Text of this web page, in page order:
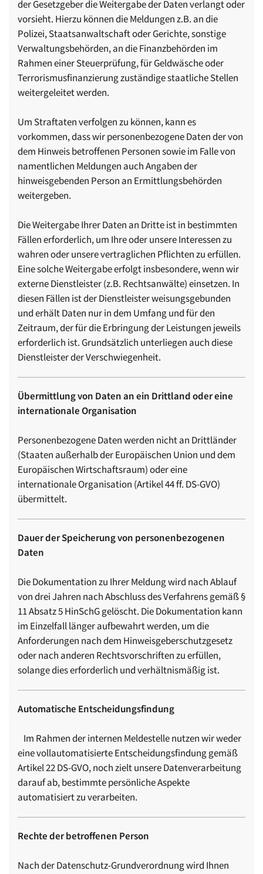
der Gesetzgeber die Weitergabe der Daten verlangt oder
vorsieht. Hierzu können die Meldungen z.B. an die
Polizei, Staatsanwaltschaft oder Gerichte, sonstige
Verwaltungsbehörden, an die Finanzbehörden im
Rahmen einer Steuerprüfung, für Geldwäsche oder
Terrorismusfinanzierung zuständige staatliche Stellen
weitergeleitet werden.
Um Straftaten verfolgen zu können, kann es
vorkommen, dass wir personenbezogene Daten der von
dem Hinweis betroffenen Personen sowie im Falle von
namentlichen Meldungen auch Angaben der
hinweisgebenden Person an Ermittlungsbehörden
weitergeben.
Die Weitergabe Ihrer Daten an Dritte ist in bestimmten
Fällen erforderlich, um Ihre oder unsere Interessen zu
wahren oder unsere vertraglichen Pflichten zu erfüllen.
Eine solche Weitergabe erfolgt insbesondere, wenn wir
externe Dienstleister (z.B. Rechtsanwälte) einsetzen. In
diesen Fällen ist der Dienstleister weisungsgebunden
und erhält Daten nur in dem Umfang und für den
Zeitraum, der für die Erbringung der Leistungen jeweils
erforderlich ist. Grundsätzlich unterliegen auch diese
Dienstleister der Verschwiegenheit.
Übermittlung von Daten an ein Drittland oder eine
internationale Organisation
Personenbezogene Daten werden nicht an Drittländer
(Staaten außerhalb der Europäischen Union und dem
Europäischen Wirtschaftsraum) oder eine
internationale Organisation (Artikel 44 ff. DS-GVO)
übermittelt.
Dauer der Speicherung von personenbezogenen
Daten
Die Dokumentation zu Ihrer Meldung wird nach Ablauf
von drei Jahren nach Abschluss des Verfahrens gemäß §
11 Absatz 5 HinSchG gelöscht. Die Dokumentation kann
im Einzelfall länger aufbewahrt werden, um die
Anforderungen nach dem Hinweisgeberschutzgesetz
oder nach anderen Rechtsvorschriften zu erfüllen,
solange dies erforderlich und verhältnismäßig ist.
Automatische Entscheidungsfindung
Im Rahmen der internen Meldestelle nutzen wir weder
eine vollautomatisierte Entscheidungsfindung gemäß
Artikel 22 DS-GVO, noch zielt unsere Datenverarbeitung
darauf ab, bestimmte persönliche Aspekte
automatisiert zu verarbeiten.
Rechte der betroffenen Person
Nach der Datenschutz-Grundverordnung wird Ihnen